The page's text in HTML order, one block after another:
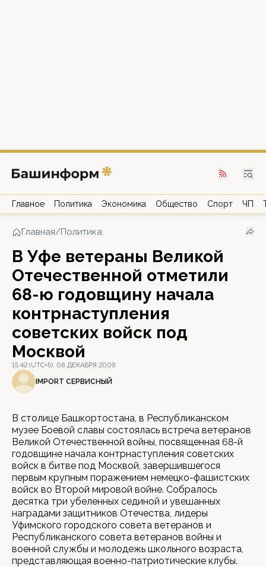
Главное Политика Экономика Общество Спорт ЧП
Главная/Политика
В Уфе ветераны Великой
Отечественной отметили
68-ю годовщину начала
контрнаступления
советских войск под
Москвой
15:42 (UTC+5), 08 ДЕКАБРЯ 2009
IMPORT СЕРВИСНЫЙ
В столице Башкортостана, в Республиканском
музее Боевой славы состоялась встреча ветеранов
Великой Отечественной войны, посвященная 68-й
годовщине начала контрнаступления советских
войск в битве под Москвой, завершившегося
первым крупным поражением немецко-фашистских
войск во Второй мировой войне. Собралось
десятка три убеленных сединой и увешанных
наградами защитников Отечества, лидеры
Уфимского городского совета ветеранов и
Республиканского совета ветеранов войны и
военной службы и молодежь школьного возраста,
представляющая военно-патриотические клубы.